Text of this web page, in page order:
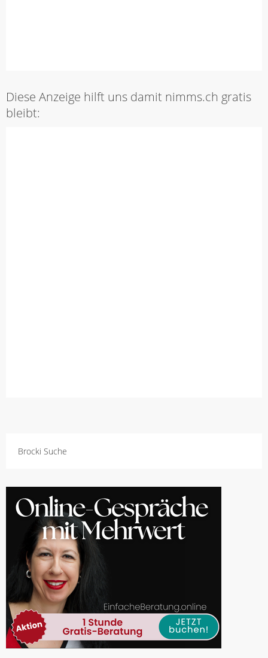
Diese Anzeige hilft uns damit nimms.ch gratis
bleibt:
Brocki Suche